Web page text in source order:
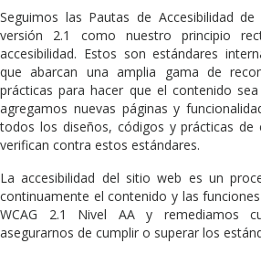
Seguimos las Pautas de Accesibilidad de
versión 2.1 como nuestro principio
accesibilidad. Estos son estándares
que abarcan una amplia gama de
prácticas para hacer que el contenido
agregamos nuevas páginas y
todos los diseños, códigos y prácticas de
verifican contra estos estándares.
La accesibilidad del sitio web es un
continuamente el contenido y las
WCAG 2.1 Nivel AA y remediamos
asegurarnos de cumplir o superar los